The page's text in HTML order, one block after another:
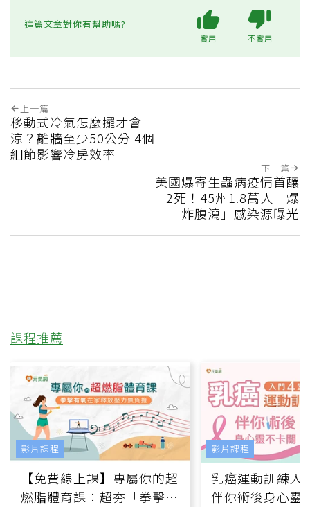
這篇文章對你有幫助嗎?
實用 不實用
上一篇
移動式冷氣怎麼擺才會
涼？離牆至少50公分 4個
細節影響冷房效率
下一篇
美國爆寄生蟲病疫情首釀
2死！45州1.8萬人「爆
炸腹瀉」感染源曝光
課程推薦
【免費線上課】專屬你的超
燃脂體育課：超夯「拳擊有
影片課程
乳癌運動訓練入
伴你術後身心靈
影片課程